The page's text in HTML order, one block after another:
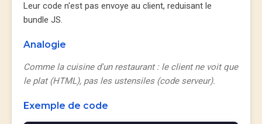
Leur code n'est pas envoye au client, reduisant le
bundle JS.
Analogie
Comme la cuisine d'un restaurant : le client ne voit que
le plat (HTML), pas les ustensiles (code serveur).
Exemple de code